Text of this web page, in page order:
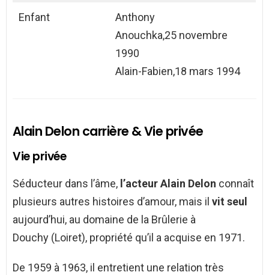
Enfant
Anthony
Anouchka,25 novembre
1990
Alain-Fabien,18 mars 1994
Alain Delon carrière & Vie privée
Vie privée
Séducteur dans l’âme, l’acteur Alain Delon connaît
plusieurs autres histoires d’amour, mais il vit seul
aujourd’hui, au domaine de la Brûlerie à
Douchy (Loiret), propriété qu’il a acquise en 1971.
De 1959 à 1963, il entretient une relation très